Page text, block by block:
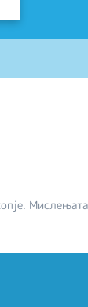
Мислењата